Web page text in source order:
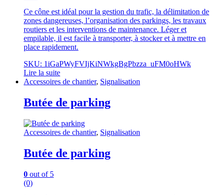
Ce cône est idéal pour la gestion du trafic, la délimitation de
zones dangereuses, l’organisation des parkings, les travaux
routiers et les interventions de maintenance. Léger et
empilable, il est facile à transporter, à stocker et à mettre en
place rapidement.
SKU: 1iGaPWyFVIjKiNWkgBgPbzza_uFM0oHWk
Lire la suite
Accessoires de chantier, Signalisation
Butée de parking
Accessoires de chantier, Signalisation
Butée de parking
0 out of 5
(0)